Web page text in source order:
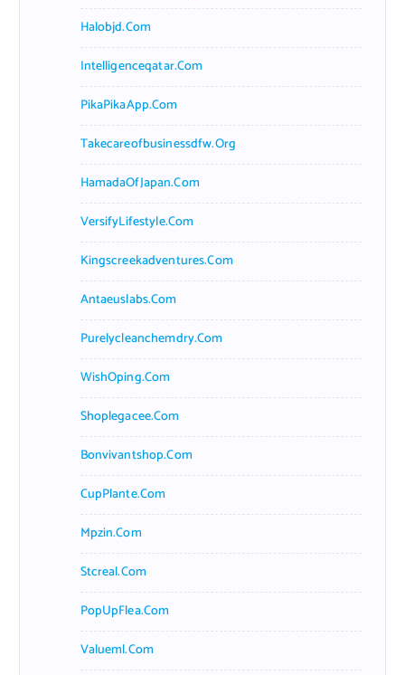
Halobjd.com
Intelligenceqatar.com
PikaPikaApp.com
Takecareofbusinessdfw.org
HamadaOfJapan.com
VersifyLifestyle.com
Kingscreekadventures.com
Antaeuslabs.com
Purelycleanchemdry.com
WishOping.com
Shoplegacee.com
Bonvivantshop.com
CupPlante.com
Mpzin.com
Stcreal.com
PopUpFlea.com
Valueml.com